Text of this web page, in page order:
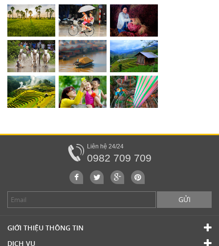
Liên hệ 24/24
0982 709 709
GỬI
GIỚI THIỆU THÔNG TIN
DỊCH VỤ